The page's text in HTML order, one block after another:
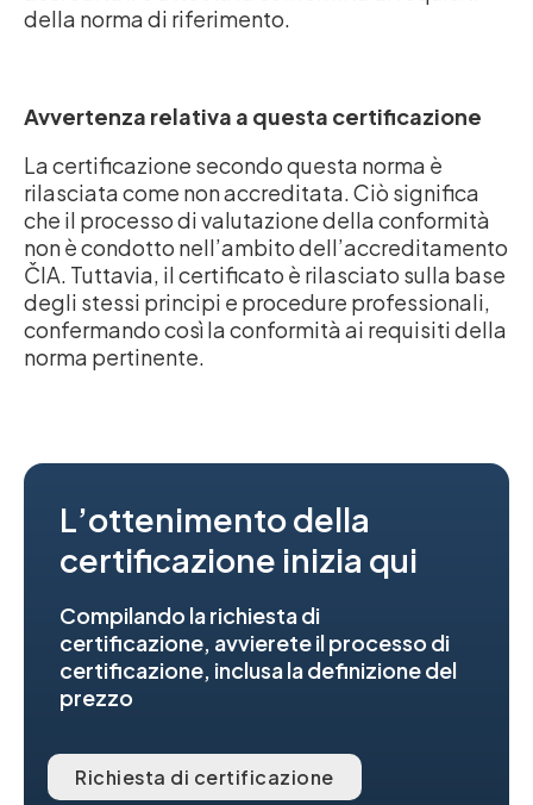
della norma di riferimento.
Avvertenza relativa a questa certificazione
La certificazione secondo questa norma è
rilasciata come non accreditata. Ciò significa
che il processo di valutazione della conformità
non è condotto nell’ambito dell’accreditamento
ČIA. Tuttavia, il certificato è rilasciato sulla base
degli stessi principi e procedure professionali,
confermando così la conformità ai requisiti della
norma pertinente.
L’ottenimento della
certificazione inizia qui
Compilando la richiesta di
certificazione, avvierete il processo di
certificazione, inclusa la definizione del
prezzo
Richiesta di certificazione